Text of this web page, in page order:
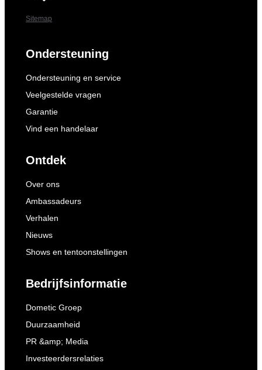
Sitemap
Ondersteuning
Ondersteuning en service
Veelgestelde vragen
Garantie
Vind een handelaar
Ontdek
Over ons
Ambassadeurs
Verhalen
Nieuws
Shows en tentoonstellingen
Bedrijfsinformatie
Dometic Groep
Duurzaamheid
PR &amp; Media
Investeerdersrelaties